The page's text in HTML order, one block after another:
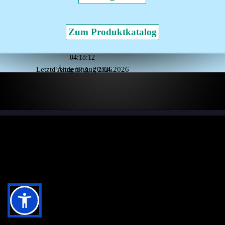
Zum Produktkatalog
Freitag 07 Aug 2026
Letzte Änderung:20.04.2026
04:18:12